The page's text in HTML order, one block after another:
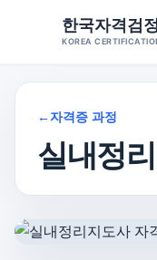
←자격증 과정
실내정
한국자격검
KOREA